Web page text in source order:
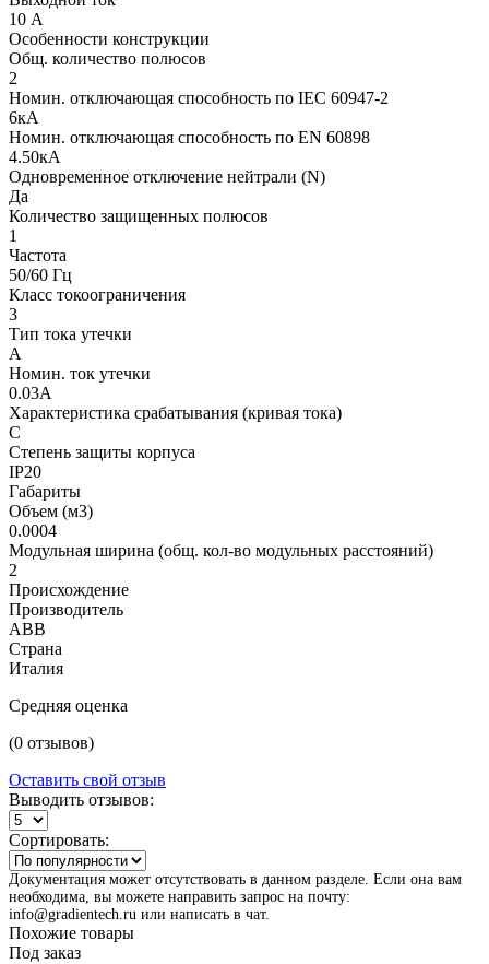
10 А
Особенности конструкции
Общ. количество полюсов
2
Номин. отключающая способность по IEC 60947-2
6кА
Номин. отключающая способность по EN 60898
4.50кА
Одновременное отключение нейтрали (N)
Да
Количество защищенных полюсов
1
Частота
50/60 Гц
Класс токоограничения
3
Тип тока утечки
А
Номин. ток утечки
0.03А
Характеристика срабатывания (кривая тока)
С
Степень защиты корпуса
IP20
Габариты
Объем (м3)
0.0004
Модульная ширина (общ. кол-во модульных расстояний)
2
Происхождение
Производитель
ABB
Страна
Италия
Средняя оценка
(0 отзывов)
Оставить свой отзыв
Выводить отзывов:
Сортировать:
Документация может отсутствовать в данном разделе. Если она вам
необходима, вы можете направить запрос на почту:
info@gradientech.ru или написать в чат.
Похожие товары
Под заказ